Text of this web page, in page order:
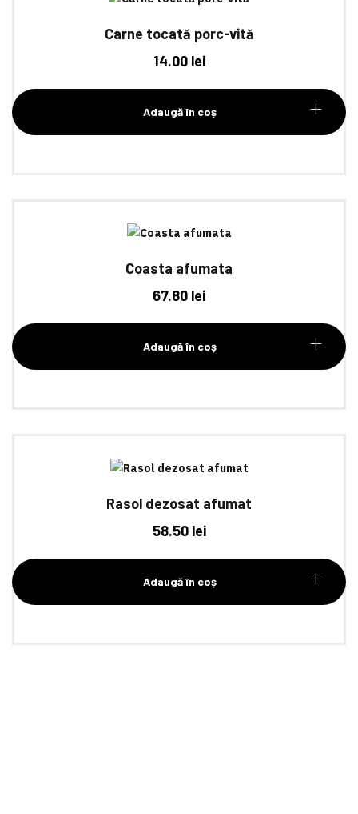
Carne tocată porc-vită
14.00 lei
Adaugă în coș
Coasta afumata
67.80 lei
Adaugă în coș
Rasol dezosat afumat
58.50 lei
Adaugă în coș